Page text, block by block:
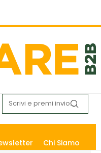
Chi Siamo